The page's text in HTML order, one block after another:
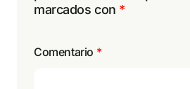
marcados con *
Comentario *